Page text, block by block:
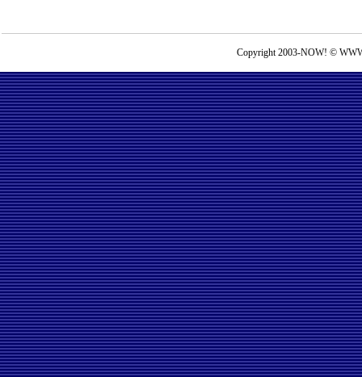
Copyright 2003-NOW! ©